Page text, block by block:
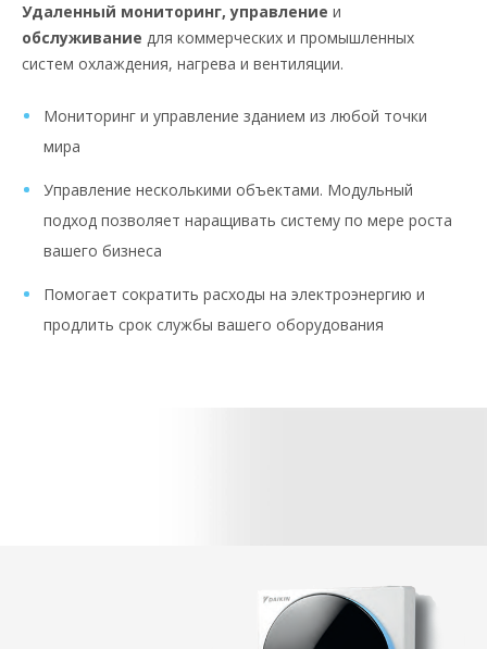
Удаленный мониторинг, управление и
обслуживание для коммерческих и промышленных
систем охлаждения, нагрева и вентиляции.
Мониторинг и управление зданием из любой точки
мира
Управление несколькими объектами. Модульный
подход позволяет наращивать систему по мере роста
вашего бизнеса
Помогает сократить расходы на электроэнергию и
продлить срок службы вашего оборудования